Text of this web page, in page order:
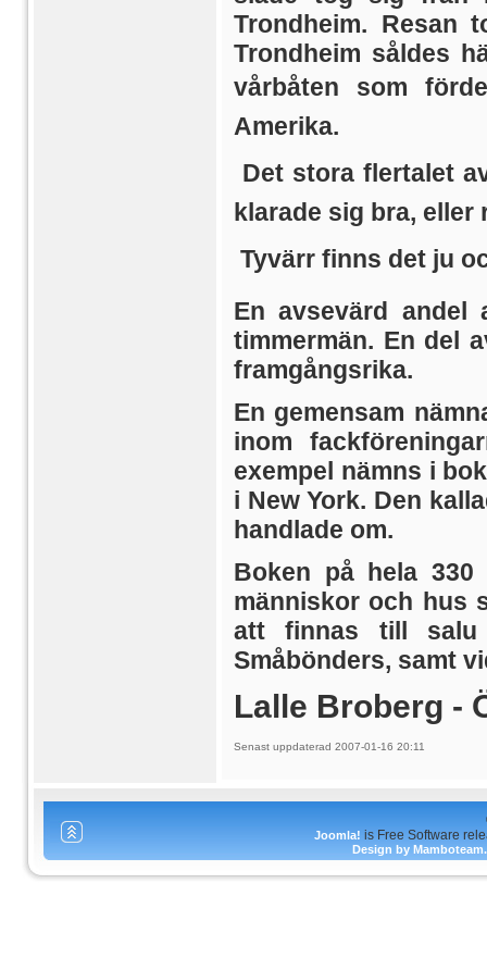
Trondheim. Resan
Trondheim såldes
vårbåten som
Amerika.
 Det stora flertalet
klarade sig bra, eller
 Tyvärr finns det ju
En avsevärd andel
timmermän. En del
framgångsrika.
En gemensam
inom
exempel nämns i
i New York. Den
handlade om.
Boken på hela
människor och hus
att finnas till
Småbönders, samt
Lalle Broberg -
Senast uppdaterad 2007-01-16 20:11
Joomla! is Free Software
Design by